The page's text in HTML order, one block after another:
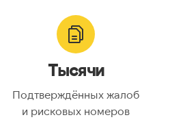
9804722858Тысячи
Подтверждённых жалоб
и рисковых номеров